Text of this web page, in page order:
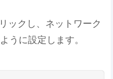
ックし、ネットワーク
うに設定します。